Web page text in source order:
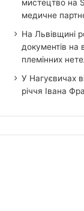
мистецтво на
медичне
На Львівщині
документів на
племінних
У Нагуєвичах
річчя Івана